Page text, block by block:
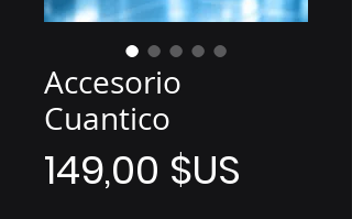
Accesorio
Cuantico
149,00 $US